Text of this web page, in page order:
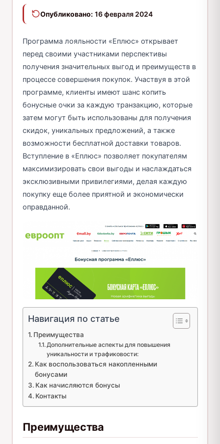
Опубликовано: 16 февраля 2024
Программа лояльности «Еплюс» открывает
перед своими участниками перспективы
получения значительных выгод и преимуществ в
процессе совершения покупок. Участвуя в этой
программе, клиенты имеют шанс копить
бонусные очки за каждую транзакцию, которые
затем могут быть использованы для получения
скидок, уникальных предложений, а также
возможности бесплатной доставки товаров.
Вступление в «Еплюс» позволяет покупателям
максимизировать свои выгоды и наслаждаться
эксклюзивными привилегиями, делая каждую
покупку еще более приятной и экономически
оправданной.
Навигация по статье
Преимущества
Дополнительные аспекты для повышения
уникальности и трафиковости:
Как воспользоваться накопленными
бонусами
Как начисляются бонусы
Контакты
Преимущества